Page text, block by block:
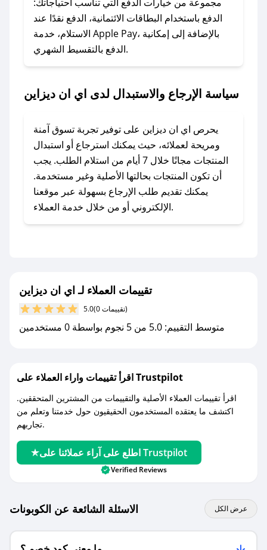
وسنقوم بحل المشكلة في أسرع وقت ممكن.
### ماذا أفعل إذا لم أجد كود خصم لمتجري
المفضل؟
مراسلتنا مباشرة وسنعمل على توفير الكوبونات في
### كيف تحصل على كوبونات خصم حصرية من اي
ان ديزاين؟
للحصول على كوبونات وخصومات حصرية، قم بما
يلي:
- اضغط على أيقونة متابعة لمتجر اي ان ديزاين في
مع صحصح، تسوق بذكاء ووفّر على كل مشترياتك مع
كوبونات خصم حصرية من اي ان ديزاين!
الدفع باستخدام البطاقات الائتمانية، الدفع نقدًا عند
الاستلام، خدمة Apple Pay، بالإضافة إلى إمكانية
الدفع بالتقسيط الشهري.
سياسة الإرجاع والاستبدال لدى اي ان ديزاين
يحرص اي ان ديزاين على توفير تجربة تسوق آمنة
ومريحة لعملائه، حيث يمكنك استرجاع أو استبدال
المنتجات مجانًا خلال 7 أيام من استلام الطلب. يجب
أن تكون المنتجات بحالتها الأصلية وغير مستخدمة.
يمكنك تقديم طلب الإرجاع بسهولة عبر موقعنا
الإلكتروني أو من خلال خدمة العملاء.
تقييمات العملاء لـ اي ان ديزاين
5.0 (0 تقييمات)
متوسط التقييم: 5.0 من 5 نجوم بواسطة 0 مستخدمين
اقرأ تقييمات واراء العملاء على Trustpilot
اقرأ تقييمات العملاء الأصلية والتقييمات من المشترين المتحققين.
اكتشف ما يعتقده المستخدمون الحقيقيون حول خدمتنا وتعلم من
تجاربهم.
اطلع على آراء عملائنا على Trustpilot
Verified Reviews
الاسئلة الشائعة عن الكوبونات عرض الكل